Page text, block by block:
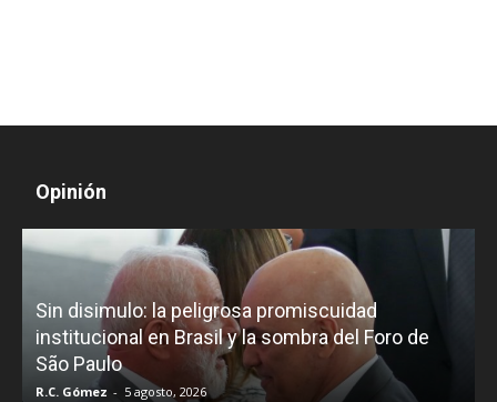
Opinión
Sin disimulo: la peligrosa promiscuidad
institucional en Brasil y la sombra del Foro de
São Paulo
R.C. Gómez - 5 agosto, 2026